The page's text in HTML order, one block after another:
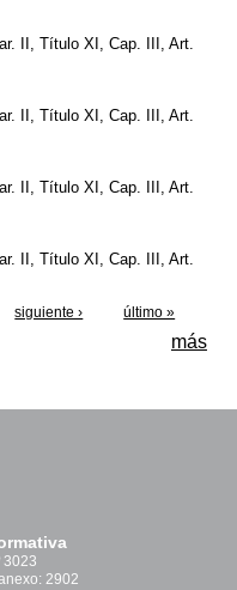
II, Título XI, Cap. III, Art.
II, Título XI, Cap. III, Art.
II, Título XI, Cap. III, Art.
II, Título XI, Cap. III, Art.
siguiente › último »
más
3023
2902